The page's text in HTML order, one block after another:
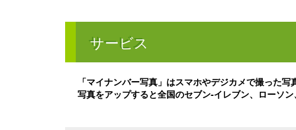
サービス
「マイナンバー写真」はスマホやデジカメで撮った
写真をアップすると全国のセブン-イレブン、ローソ